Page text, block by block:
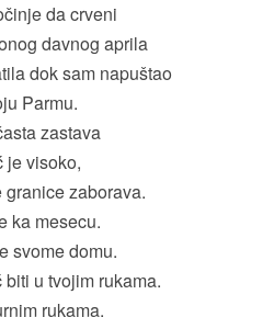
da crveni
davnog aprila
dok sam napuštao
Parmu.
zastava
je visoko,
granice zaborava.
ka mesecu.
svome domu.
u tvojim rukama.
rukama.